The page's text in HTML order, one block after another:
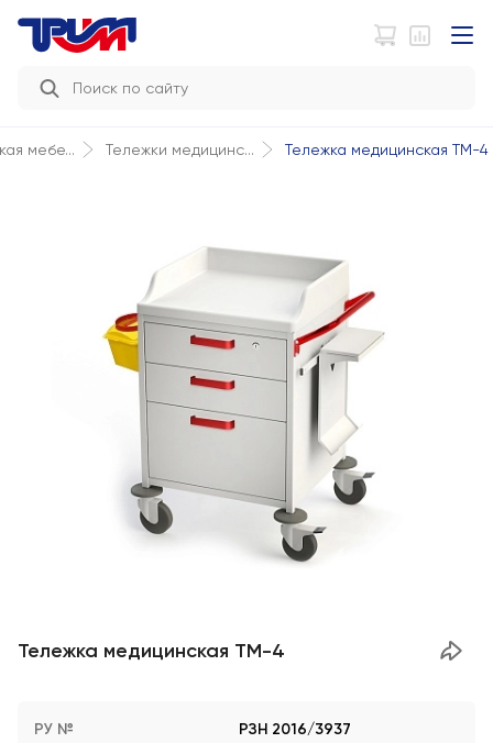
мебе... Тележки медицинс... Тележка медицинская ТМ-4
Тележка медицинская ТМ-4
РУ №
РЗН 2016/3937